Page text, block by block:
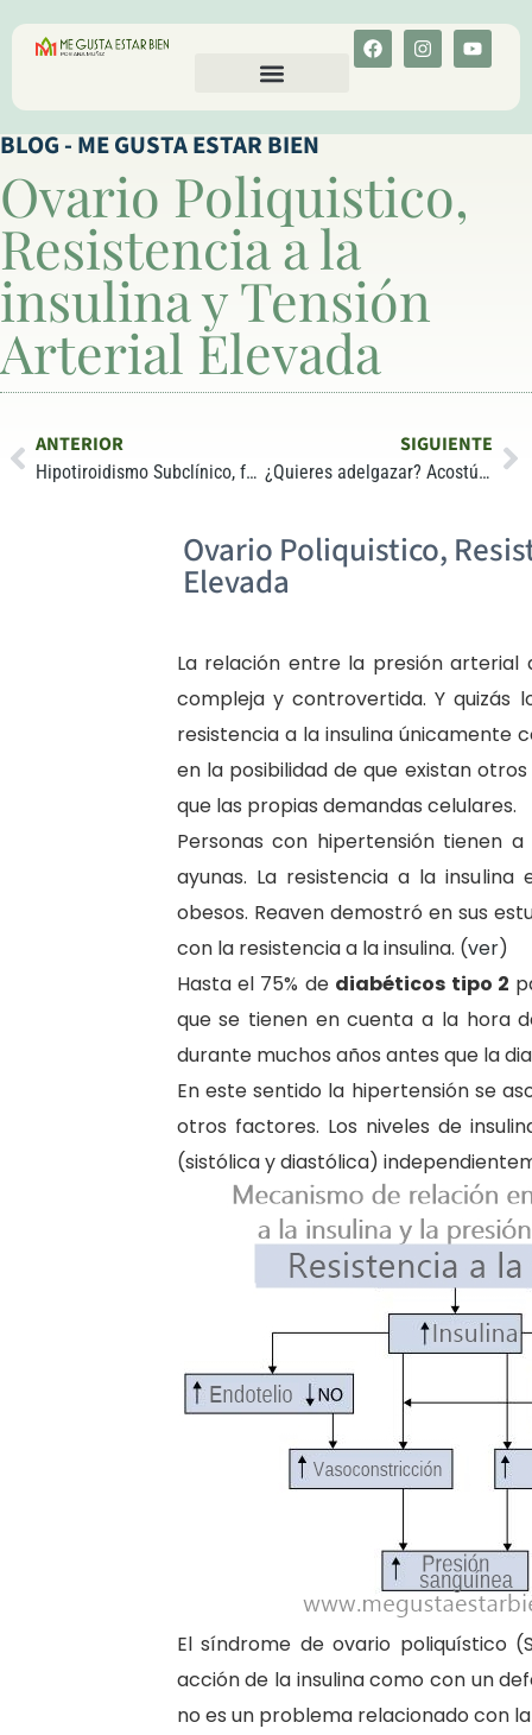
BLOG - ME GUSTA ESTAR BIEN
Ovario Poliquistico,
Resistencia a la
insulina y Tensión
Arterial Elevada
ANTERIOR
Hipotiroidismo Subclínico, factores que afectan al funcionamiento de la tiroides
SIGUIENTE
¿Quieres adelgazar? Acostúmbrate a dormir mucho
Ovario Poliquistico,
Elevada
La relación entre la presión
compleja y controvertida. Y quizás
resistencia a la insulina únicamente
en la posibilidad de que existan
que las propias demandas celulares.
Personas con hipertensión tienen
ayunas. La resistencia a la
obesos. Reaven demostró en sus
con la resistencia a la insulina. (ver)
Hasta el 75% de diabéticos tipo 2
que se tienen en cuenta a la hora
durante muchos años antes que la
En este sentido la hipertensión se
otros factores. Los niveles de
(sistólica y diastólica)
El síndrome de ovario poliquístico
acción de la insulina como con un
no es un problema relacionado con